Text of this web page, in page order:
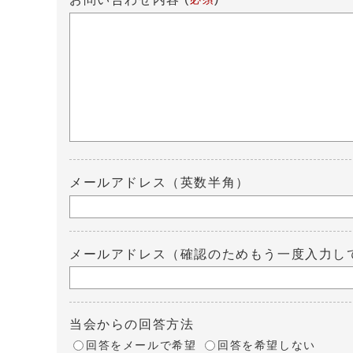
メールアドレス（英数半角）
メールアドレス（確認のためもう一度入力し
当会からの回答方法
回答をメールで希望 回答を希望しない